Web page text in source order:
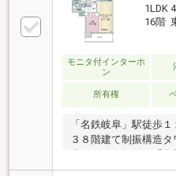
1LDK
16階
モニタ付インターホ
ン
所有権
「名鉄岐阜」駅徒歩
３８階建て制振構造タ
建てです。） ・「食
水栓」「ディスポー